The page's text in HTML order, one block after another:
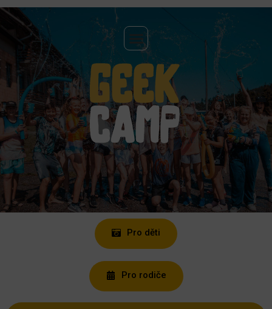
Pro děti
Pro rodiče